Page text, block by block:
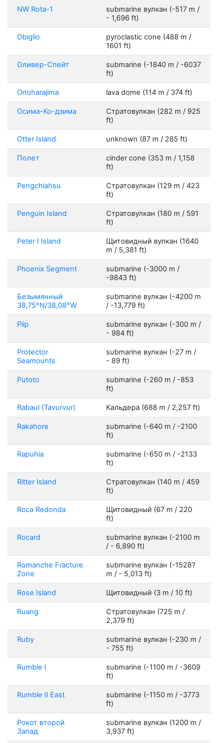
NW Rota-1
submarine вулкан (-517 m /
- 1,696 ft)
Obiglio
pyroclastic cone (488 m /
1601 ft)
Оливер-Спейт
submarine (-1840 m / -6037
ft)
Onoharajima lava dome (114 m / 374 ft)
Осима-Ко-дзима
Стратовулкан (282 m / 925
ft)
Otter Island unknown (87 m / 285 ft)
Полет
cinder cone (353 m / 1,158
ft)
Pengchiahsu
Стратовулкан (129 m / 423
ft)
Penguin Island
Стратовулкан (180 m / 591
ft)
Peter I Island
Щитовидный вулкан (1640
m / 5,381 ft)
Phoenix Segment
submarine (-3000 m /
-9843 ft)
Безымянный
38,75°N/38,08°W
submarine вулкан (-4200 m
/ -13,779 ft)
Piip
submarine вулкан (-300 m /
- 984 ft)
Protector
Seamounts
submarine вулкан (-27 m /
- 89 ft)
Putoto
submarine (-260 m / -853
ft)
Rabaul (Tavurvur) Кальдера (688 m / 2,257 ft)
Rakahore
submarine (-640 m / -2100
ft)
Rapuhia
submarine (-650 m / -2133
ft)
Ritter Island
Стратовулкан (140 m / 459
ft)
Roca Redonda
Щитовидный (67 m / 220
ft)
Rocard
submarine вулкан (-2100 m
/ - 6,890 ft)
Romanche Fracture
Zone
submarine вулкан (-1528?
m / - 5,013 ft)
Rose Island Щитовидный (3 m / 10 ft)
Ruang
Стратовулкан (725 m /
2,379 ft)
Ruby
submarine вулкан (-230 m /
- 755 ft)
Rumble I
submarine (-1100 m / -3609
ft)
Rumble II East
submarine (-1150 m / -3773
ft)
Рокот второй
Запад
submarine вулкан (1200 m /
3,937 ft)